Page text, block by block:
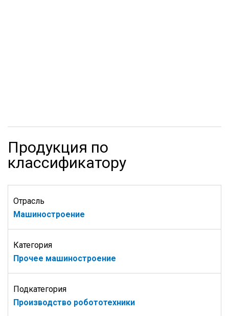
Продукция по
классификатору
Отрасль
Машиностроение
Категория
Прочее машиностроение
Подкатегория
Производство робототехники